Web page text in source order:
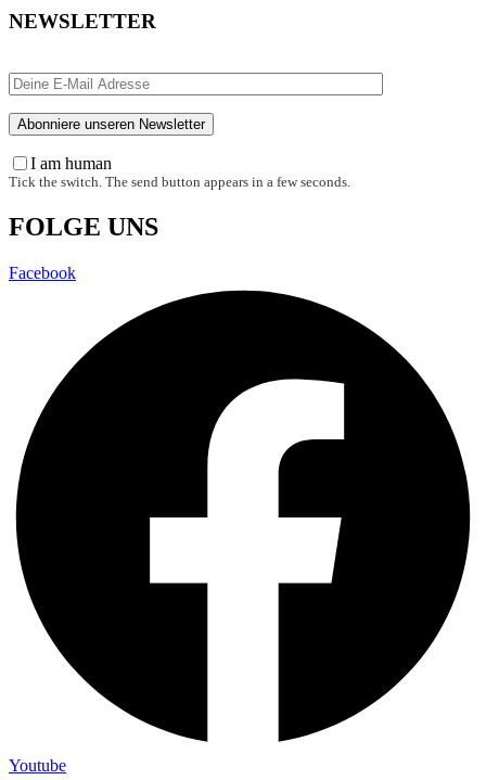
NEWSLETTER
I am human
Tick the switch. The send button appears in a few seconds.
FOLGE UNS
Facebook
Youtube